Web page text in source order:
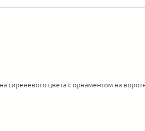
сиреневого цвета с орнаментом на